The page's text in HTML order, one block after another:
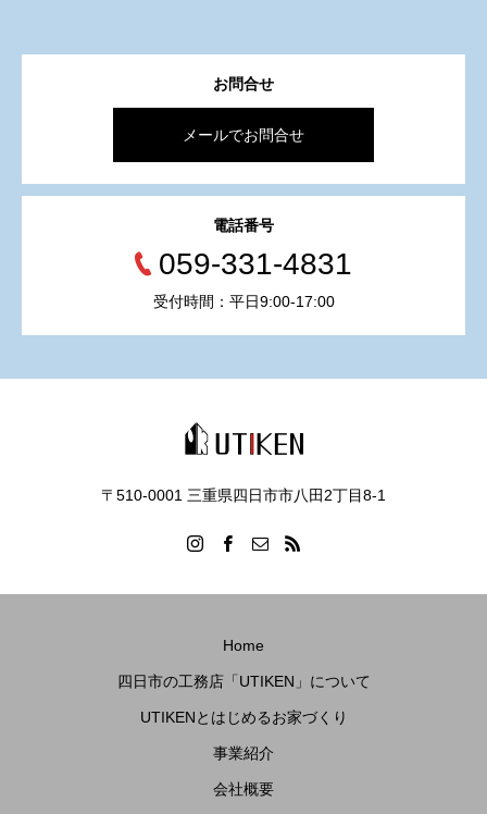
お問合せ
メールでお問合せ
電話番号
059-331-4831
受付時間：平日9:00-17:00
〒510-0001 三重県四日市市八田2丁目8‐1
Home
四日市の工務店「UTIKEN」について
UTIKENとはじめるお家づくり
事業紹介
会社概要